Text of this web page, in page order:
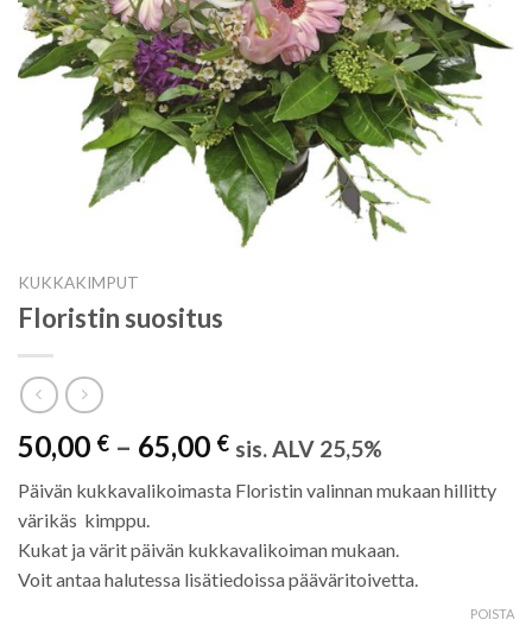
KUKKAKIMPUT
Floristin suositus
50,00 € – 65,00 € sis. ALV 25,5%
Päivän kukkavalikoimasta Floristin valinnan mukaan hillitty
värikäs kimppu.
Kukat ja värit päivän kukkavalikoiman mukaan.
Voit antaa halutessa lisätiedoissa pääväritoivetta.
POISTA